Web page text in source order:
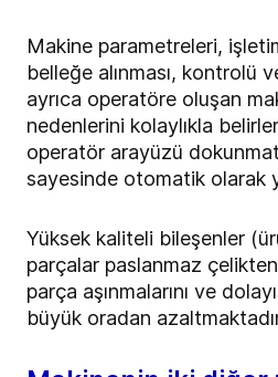
Makine parametreleri,
belleğe alınması, kontrolü
ayrıca operatöre oluşan
nedenlerini kolaylıkla
operatör arayüzü
sayesinde otomatik olarak
Yüksek kaliteli bileşenler
parçalar paslanmaz
parça aşınmalarını ve
büyük oradan